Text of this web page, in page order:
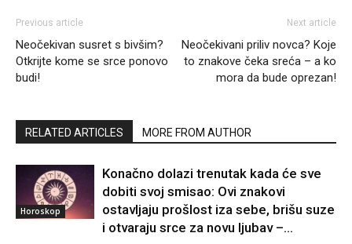
Previous article
Neočekivan susret s bivšim?
Otkrijte kome se srce ponovo
budi!
Next article
Neočekivani priliv novca? Koje
to znakove čeka sreća – a ko
mora da bude oprezan!
RELATED ARTICLES MORE FROM AUTHOR
Horoskop
Konačno dolazi trenutak kada će sve
dobiti svoj smisao: Ovi znakovi
ostavljaju prošlost iza sebe, brišu suze
i otvaraju srce za novu ljubav –...